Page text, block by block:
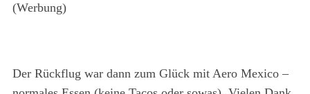
(Werbung)
Der Rückflug war dann zum Glück mit Aero Mexico –